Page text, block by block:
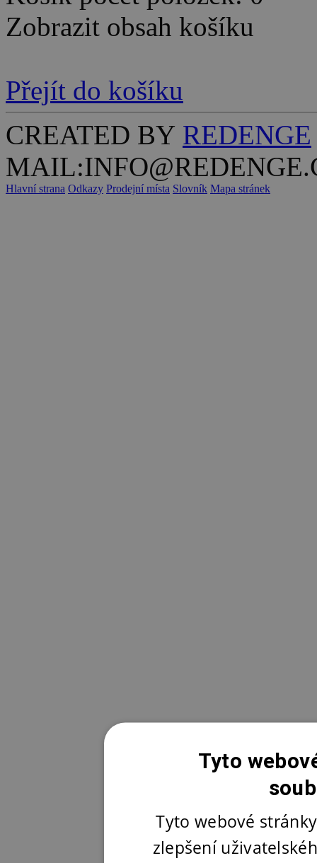
Zobrazit obsah košíku
Přejít do košíku
CREATED BY REDENGE
Hlavní strana Odkazy Prodejní místa Slovník Mapa stránek
Tyto
Tyto webové
zlepšení